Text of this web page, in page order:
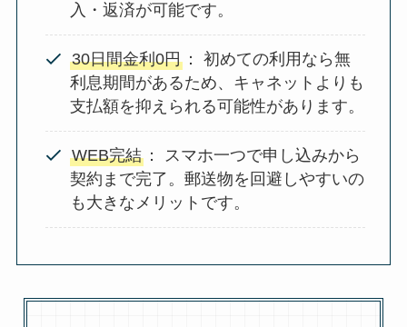
入・返済が可能です。
30日間金利0円 ： 初めての利用なら無
利息期間があるため、キャネットよりも
支払額を抑えられる可能性があります。
WEB完結 ： スマホ一つで申し込みから
契約まで完了。郵送物を回避しやすいの
も大きなメリットです。